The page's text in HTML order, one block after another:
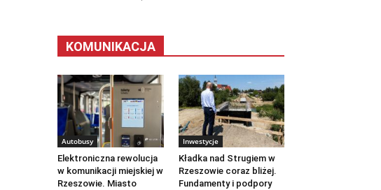
KOMUNIKACJA
Autobusy
Elektroniczna rewolucja
w komunikacji miejskiej w
Rzeszowie. Miasto
Inwestycje
Kładka nad Strugiem w
Rzeszowie coraz bliżej.
Fundamenty i podpory